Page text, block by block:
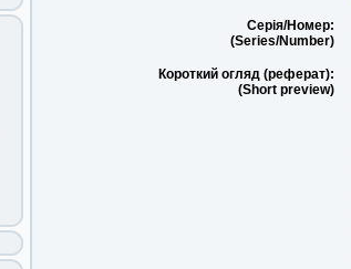
Серія/Номер:
(Series/Number)
Короткий огляд (реферат):
(Short preview)